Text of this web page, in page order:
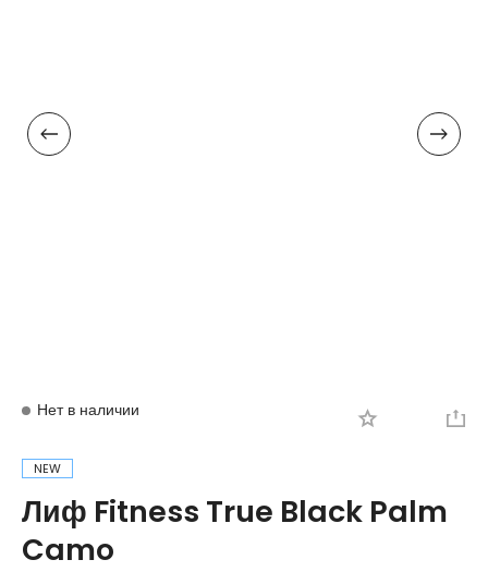
АКСЕССУАРЫ
Нет в наличии
NEW
Лиф Fitness True Black Palm
Camo